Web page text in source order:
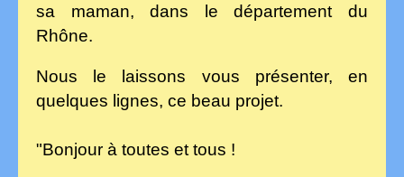
sa maman, dans le département du
Rhône.
Nous le laissons vous présenter, en
quelques lignes, ce beau projet.
"Bonjour à toutes et tous !